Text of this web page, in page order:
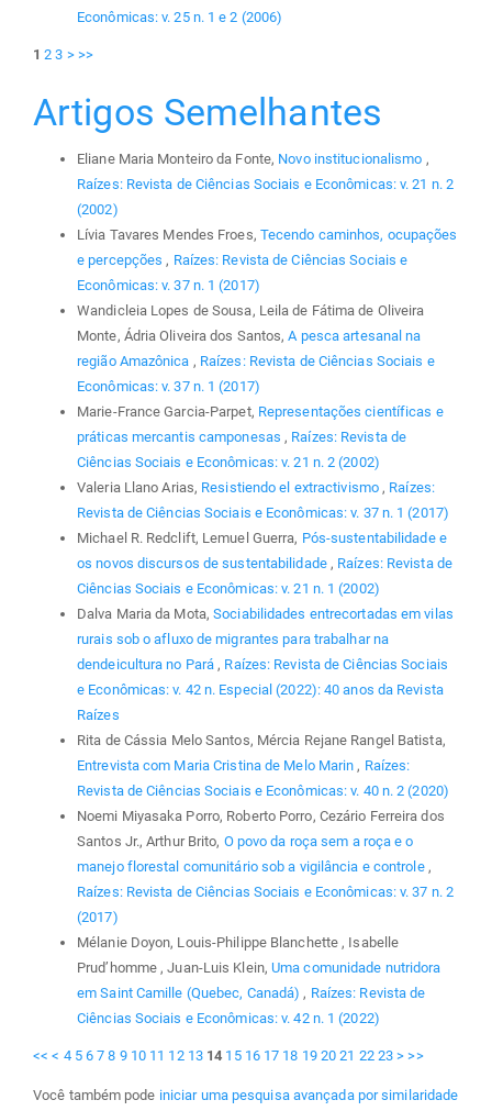
Econômicas: v. 25 n. 1 e 2 (2006)
1 2 3 > >>
Artigos Semelhantes
Eliane Maria Monteiro da Fonte, Novo institucionalismo ,
Raízes: Revista de Ciências Sociais e Econômicas: v. 21 n. 2
(2002)
Lívia Tavares Mendes Froes, Tecendo caminhos, ocupações
e percepções , Raízes: Revista de Ciências Sociais e
Econômicas: v. 37 n. 1 (2017)
Wandicleia Lopes de Sousa, Leila de Fátima de Oliveira
Monte, Ádria Oliveira dos Santos,A pesca artesanal na
região Amazônica , Raízes: Revista de Ciências Sociais e
Econômicas: v. 37 n. 1 (2017)
Marie-France Garcia-Parpet, Representações científicas e
práticas mercantis camponesas , Raízes: Revista de
Ciências Sociais e Econômicas: v. 21 n. 2 (2002)
Valeria Llano Arias, Resistiendo el extractivismo , Raízes:
Revista de Ciências Sociais e Econômicas: v. 37 n. 1 (2017)
Michael R. Redclift, Lemuel Guerra, Pós-sustentabilidade e
os novos discursos de sustentabilidade , Raízes: Revista de
Ciências Sociais e Econômicas: v. 21 n. 1 (2002)
Dalva Maria da Mota,Sociabilidades entrecortadas em vilas
rurais sob o afluxo de migrantes para trabalhar na
dendeicultura no Pará , Raízes: Revista de Ciências Sociais
e Econômicas: v. 42 n. Especial (2022): 40 anos da Revista
Raízes
Rita de Cássia Melo Santos, Mércia Rejane Rangel Batista,
Entrevista com Maria Cristina de Melo Marin , Raízes:
Revista de Ciências Sociais e Econômicas: v. 40 n. 2 (2020)
Noemi Miyasaka Porro, Roberto Porro, Cezário Ferreira dos
Santos Jr., Arthur Brito, O povo da roça sem a roça e o
manejo florestal comunitário sob a vigilância e controle ,
Raízes: Revista de Ciências Sociais e Econômicas: v. 37 n. 2
(2017)
Mélanie Doyon, Louis-Philippe Blanchette , Isabelle
Prud’homme , Juan-Luis Klein,Uma comunidade nutridora
em Saint Camille (Quebec, Canadá) , Raízes: Revista de
Ciências Sociais e Econômicas: v. 42 n. 1 (2022)
<< < 4 5 6 7 8 9 10 11 12 13 14 15 16 17 18 19 20 21 22 23 > >>
Você também pode iniciar uma pesquisa avançada por similaridade